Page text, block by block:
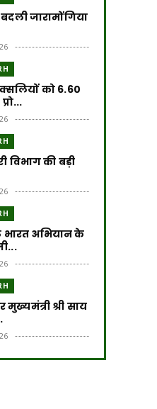
जारामोंगिया
को 6.60
विभाग की बड़ी
भारत अभियान के
मुख्यमंत्री श्री साय